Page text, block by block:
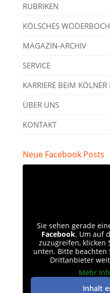
RUBRIKEN
KÖLSCHES WÖDERBOCH
MAGAZIN-ARCHIV
SERVICE
KARRIERE BEIM
ÜBER UNS
KONTAKT
Neue Facebook Posts
Sie sehen gerade
Facebook. Um auf
zuzugreifen, klicken
unten. Bitte beachten
Drittanbieter
Mehr
Inhalt